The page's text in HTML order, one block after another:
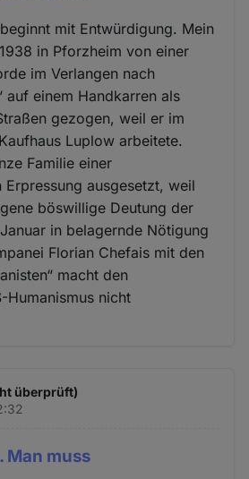
mit Entwürdigung. Mein
in Pforzheim von einer
im Verlangen nach
auf einem Handkarren als
gezogen, weil er im
Luplow arbeitete.
Familie einer
Erpressung ausgesetzt, weil
böswillige Deutung der
in belagernde Nötigung
Florian Chefais mit den
macht den
Humanismus nicht
überprüft)
Man muss